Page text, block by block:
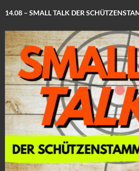
14.08 – SMALL TALK DER